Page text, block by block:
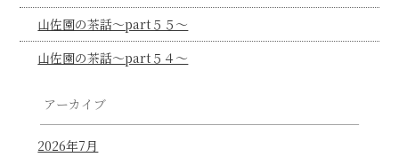
山佐園の茶話～part５５～
山佐園の茶話～part５４～
アーカイブ
2026年7月